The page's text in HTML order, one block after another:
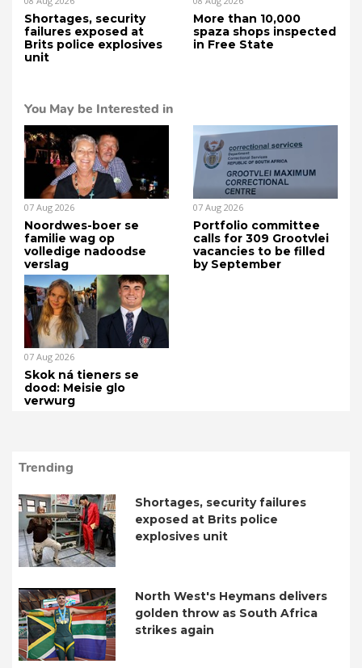
Shortages, security
failures exposed at
Brits police explosives
unit
More than 10,000
spaza shops inspected
in Free State
You May be Interested in
07 Aug 2026
Noordwes-boer se
familie wag op
volledige nadoodse
verslag
07 Aug 2026
Portfolio committee
calls for 309 Grootvlei
vacancies to be filled
by September
07 Aug 2026
Skok ná tieners se
dood: Meisie glo
verwurg
Trending
Shortages, security failures
exposed at Brits police
explosives unit
North West's Heymans delivers
golden throw as South Africa
strikes again